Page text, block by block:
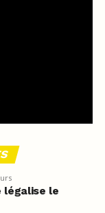
légalise le